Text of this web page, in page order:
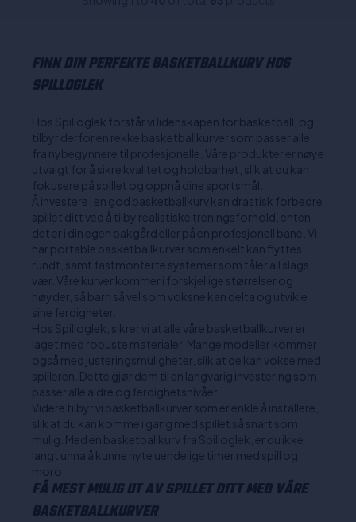
FINN DIN PERFEKTE BASKETBALLKURV HOS
SPILLOGLEK
Hos Spilloglek forstår vi lidenskapen for basketball, og
tilbyr derfor en rekke basketballkurver som passer alle
fra nybegynnere til profesjonelle. Våre produkter er nøye
utvalgt for å sikre kvalitet og holdbarhet, slik at du kan
fokusere på spillet og oppnå dine sportsmål.
Å investere i en god basketballkurv kan drastisk forbedre
spillet ditt ved å tilby realistiske treningsforhold, enten
det er i din egen bakgård eller på en profesjonell bane. Vi
har portable basketballkurver som enkelt kan flyttes
rundt, samt fastmonterte systemer som tåler all slags
vær. Våre kurver kommer i forskjellige størrelser og
høyder, så barn så vel som voksne kan delta og utvikle
sine ferdigheter.
Hos Spilloglek, sikrer vi at alle våre basketballkurver er
laget med robuste materialer. Mange modeller kommer
også med justeringsmuligheter, slik at de kan vokse med
spilleren. Dette gjør dem til en langvarig investering som
passer alle aldre og ferdighetsnivåer.
Videre tilbyr vi basketballkurver som er enkle å installere,
slik at du kan komme i gang med spillet så snart som
mulig. Med en basketballkurv fra Spilloglek, er du ikke
langt unna å kunne nyte uendelige timer med spill og
moro.
FÅ MEST MULIG UT AV SPILLET DITT MED VÅRE
BASKETBALLKURVER